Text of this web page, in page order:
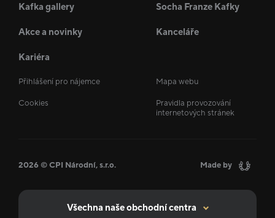
Kafka gallery Socha Franze Kafky
Akce a novinky Kanceláře
Kariéra
Přihlášení pro nájemce Mapa webu
Cookies
Pravidla provozování
internetových stránek
2026 © CPI Národní, s.r.o. Made by
Všechna naše obchodní centra